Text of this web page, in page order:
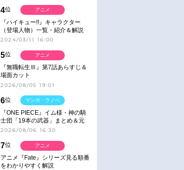
4位
『ハイキュー!!』キャラクター
（登場人物）一覧・紹介＆解説
2024/03/11 16:00
アニメ
5位
『無職転生Ⅲ』第7話あらすじ＆
場面カット
2026/08/05 19:01
アニメ
6位
『ONE PIECE』イム様・神の騎
士団「19本の武器」まとめ＆元
ネタ
2026/08/06 16:30
マンガ・ラノベ
7位
アニメ『Fate』シリーズ見る順番
をわかりやすく解説
アニメ